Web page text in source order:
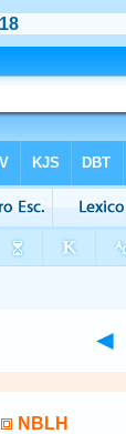
◄
NBLH